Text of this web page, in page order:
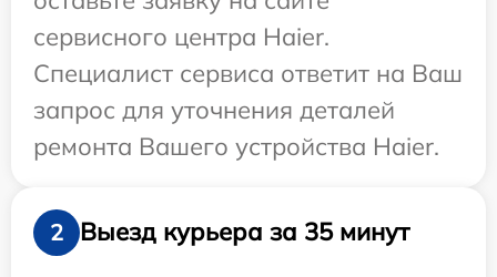
сервисного центра Haier.
Специалист сервиса ответит на Ваш
запрос для уточнения деталей
ремонта Вашего устройства Haier.
2
Выезд курьера за 35 минут